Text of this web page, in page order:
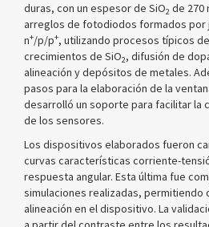
duras, con un espesor de SiO2 de 270
arreglos de fotodiodos formados por
n+/p/p+, utilizando procesos típicos
crecimientos de SiO2, difusión de
alineación y depósitos de metales.
pasos para la elaboración de la
desarrolló un soporte para facilitar la
de los sensores.
Los dispositivos elaborados fueron
curvas características corriente-
respuesta angular. Esta última fue
simulaciones realizadas, permitiendo
alineación en el dispositivo. La